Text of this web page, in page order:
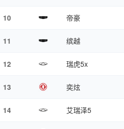
10 帝豪
11 缤越
12 瑞虎5x
13 奕炫
14 艾瑞泽5